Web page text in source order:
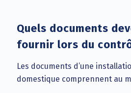
Quels documents
fournir lors du
Les documents d’une
domestique comprennent au